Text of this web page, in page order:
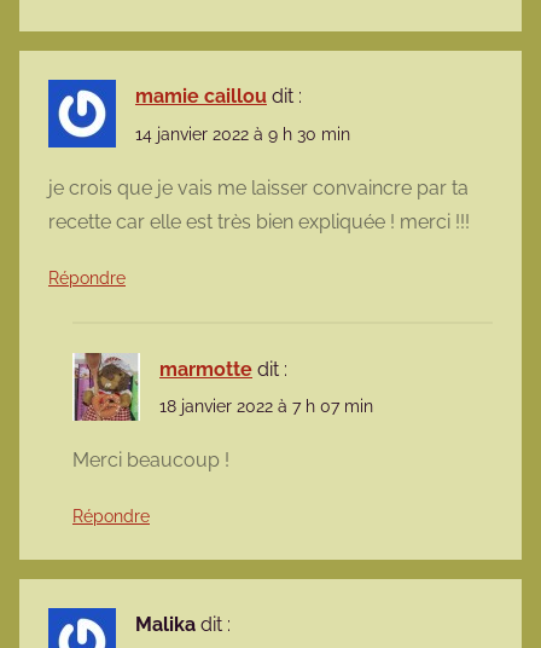
mamie caillou dit :
14 janvier 2022 à 9 h 30 min
je crois que je vais me laisser convaincre par ta
recette car elle est très bien expliquée ! merci !!!
Répondre
marmotte dit :
18 janvier 2022 à 7 h 07 min
Merci beaucoup !
Répondre
Malika dit :